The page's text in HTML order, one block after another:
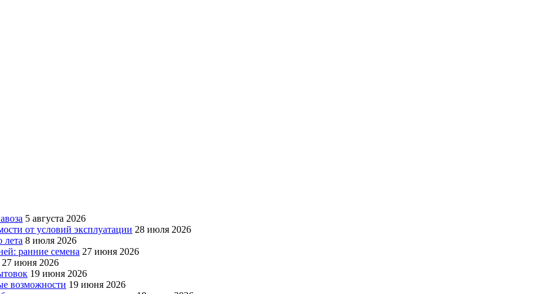
5 августа 2026
от условий эксплуатации 28 июля 2026
лета 8 июля 2026
ранние семена 27 июня 2026
27 июня 2026
19 июня 2026
возможности 19 июня 2026